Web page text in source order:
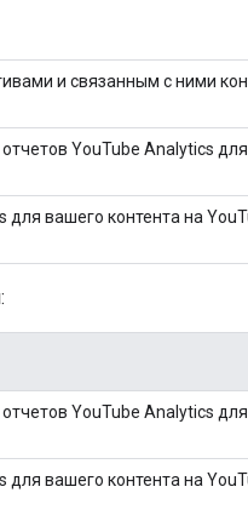
и связанным с ними
YouTube Analytics
для вашего контента на
YouTube Analytics
для вашего контента на